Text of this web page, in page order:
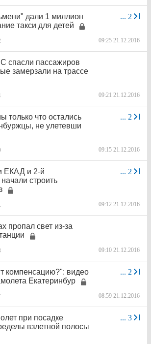
... 2
дали 1 миллион
такси для детей
09:25 21.12.2016
спасли пассажиров
замерзали на трассе
09:21 21.12.2016
... 2
только что остались
не улетевши
09:15 21.12.2016
... 2
ЕКАД и 2-й
строить
09:12 21.12.2016
пропал свет из-за
09:10 21.12.2016
... 2
компенсацию?": видео
Екатеринбур
08:59 21.12.2016
... 3
при посадке
взлетной полосы